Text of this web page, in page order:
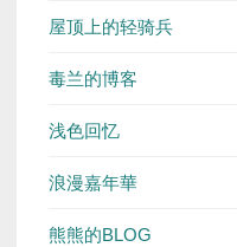
屋顶上的轻骑兵
毒兰的博客
浅色回忆
浪漫嘉年華
熊熊的BLOG